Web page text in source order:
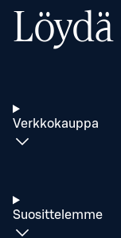
Löydä
Verkkokauppa
Suosittelemme